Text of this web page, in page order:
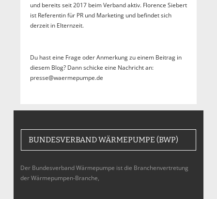
und bereits seit 2017 beim Verband aktiv. Florence Siebert
ist Referentin für PR und Marketing und befindet sich
derzeit in Elternzeit.
Du hast eine Frage oder Anmerkung zu einem Beitrag in
diesem Blog? Dann schicke eine Nachricht an:
presse@waermepumpe.de
BUNDESVERBAND WÄRMEPUMPE (BWP)
Der Bundesverband Wärmepumpe ist die Branchenvertretung
der Wärmepumpen-Branche,